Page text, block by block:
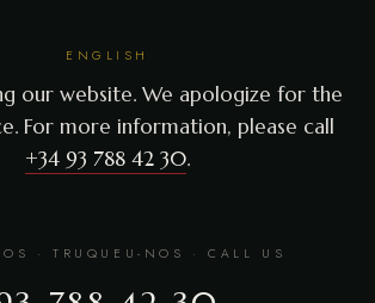
ENGLISH
our website. We apologize for the
For more information, please call
+34 93 788 42 30.
· TRUQUEU-NOS · CALL US